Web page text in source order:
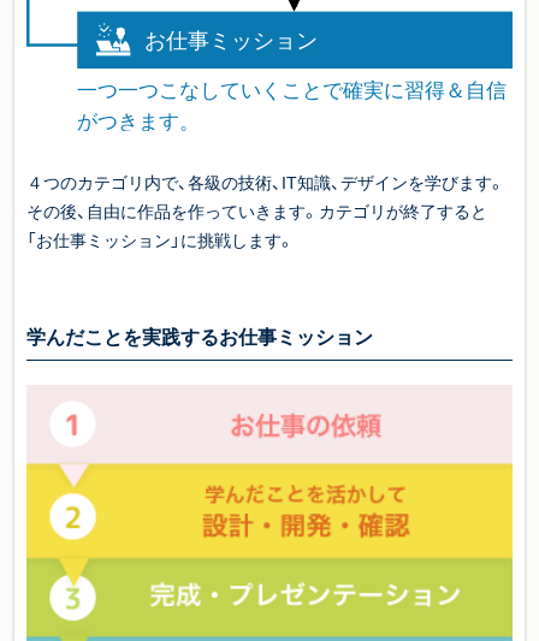
４つのカテゴリ内で、各級の技術、IT知識、デザインを学びます。
その後、自由に作品を作っていきます。カテゴリが終了すると
「お仕事ミッション」に挑戦します。
学んだことを実践するお仕事ミッション